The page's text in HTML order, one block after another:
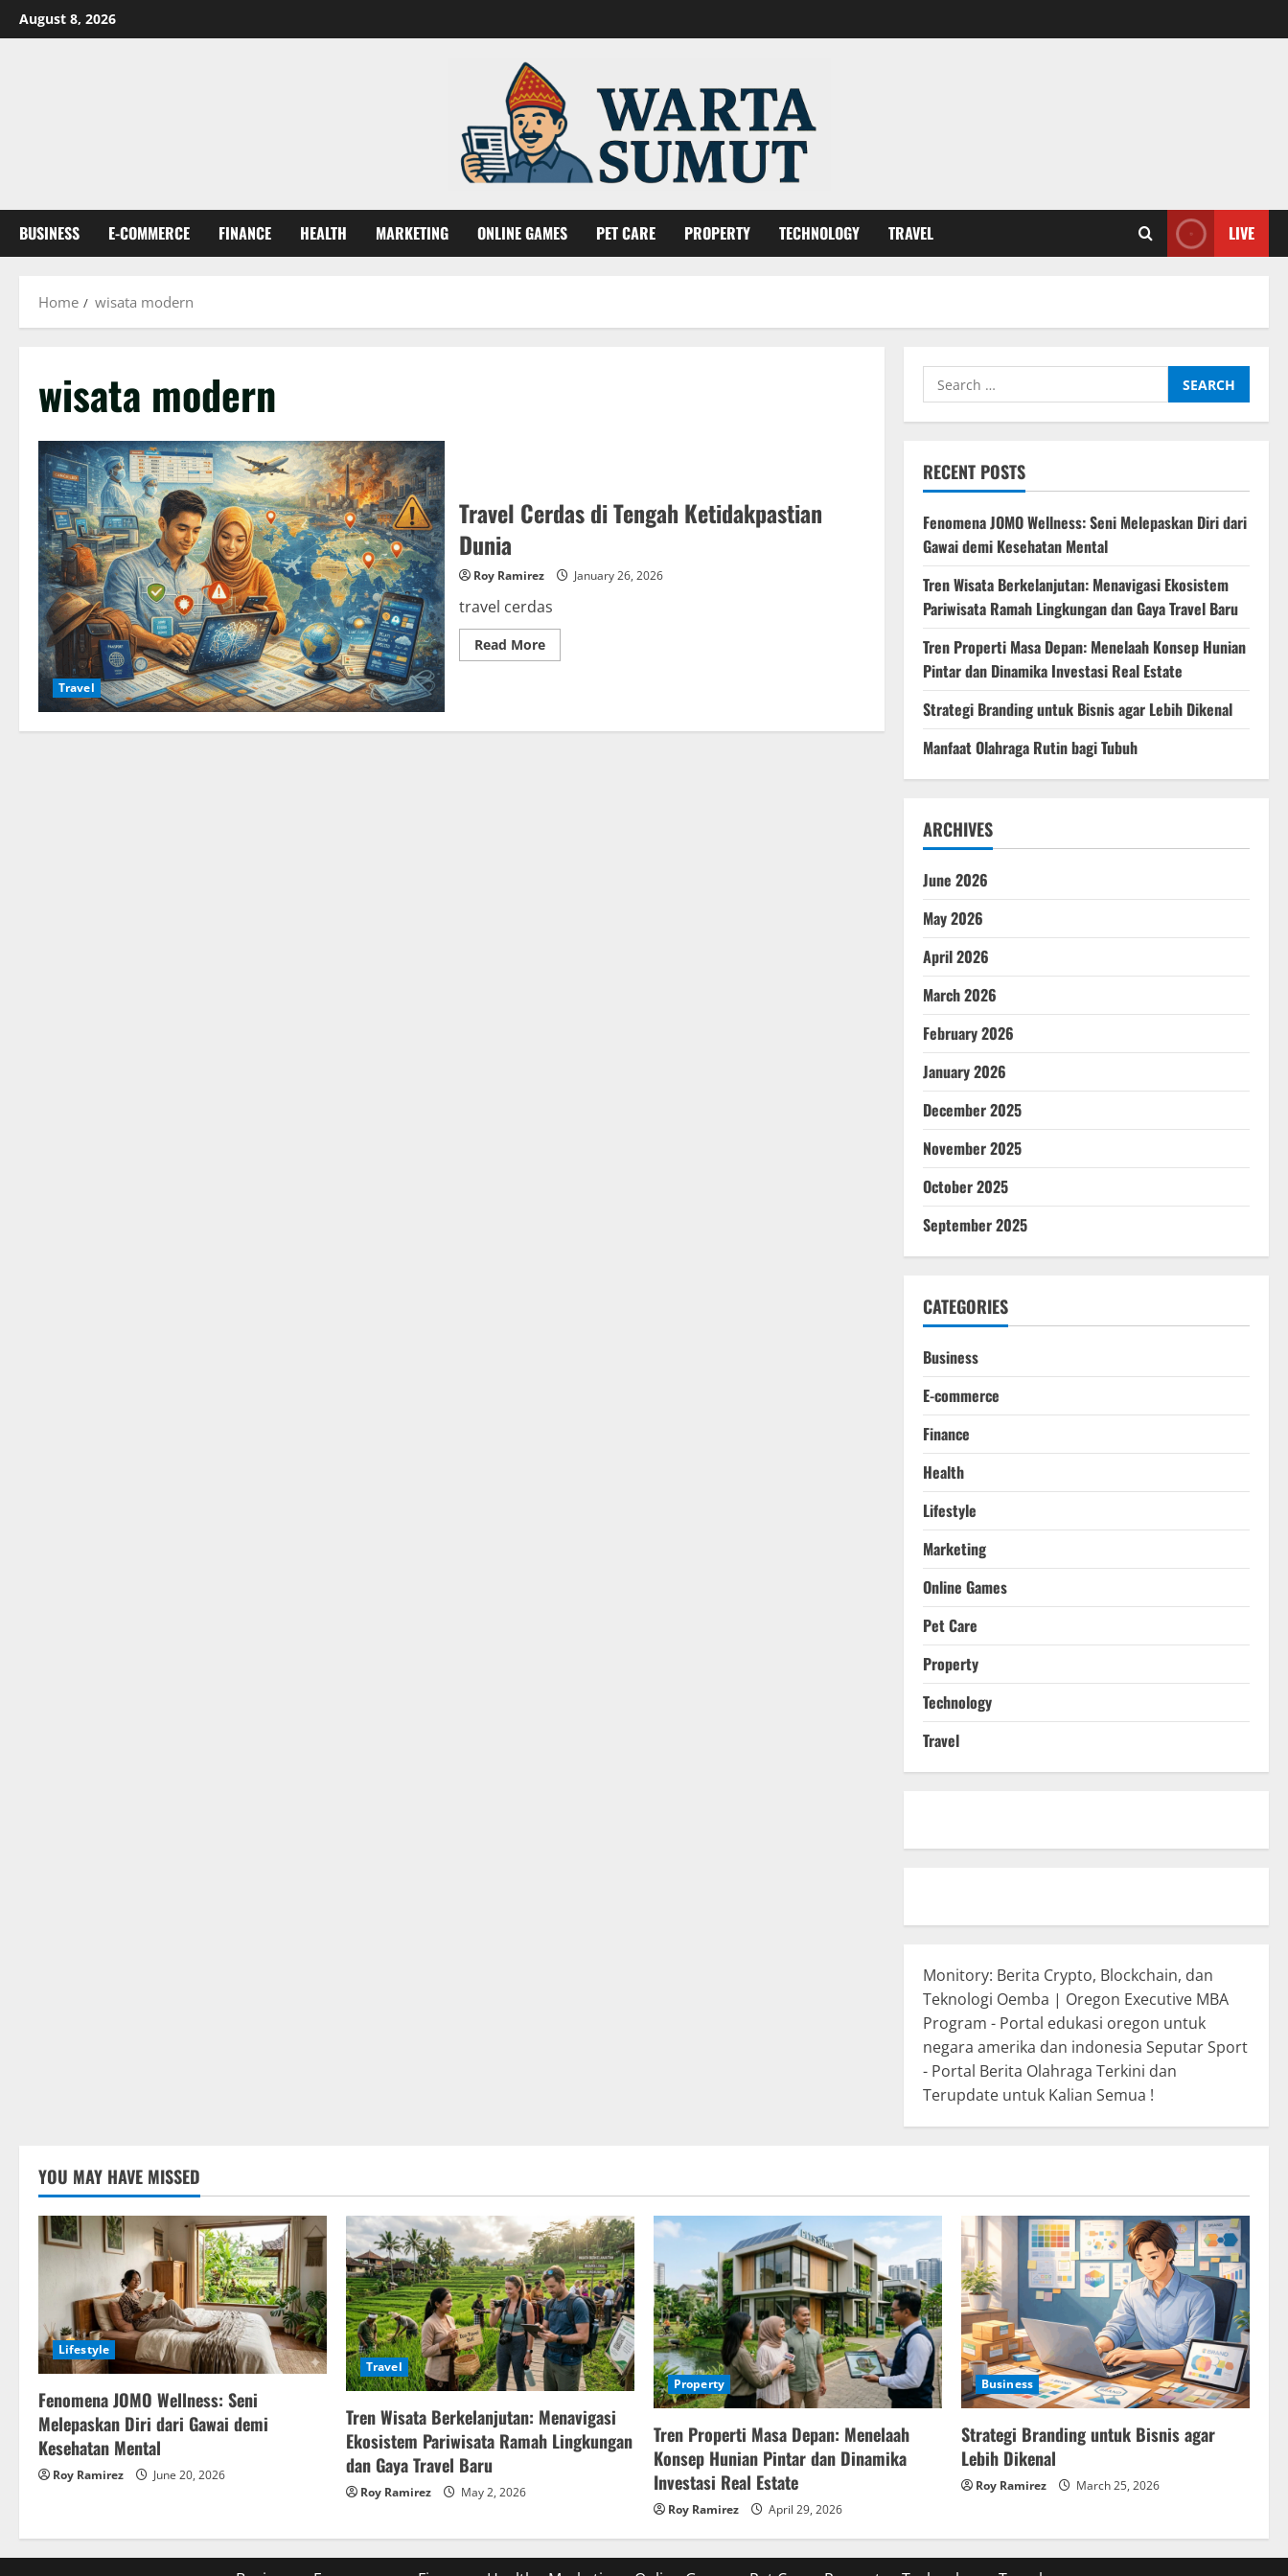
Skip
to
August 8, 2026
BUSINESS E-COMMERCE FINANCE HEALTH MARKETING ONLINE GAMES PET CARE PROPERTY TECHNOLOGY TRAVEL LIVE
Home wisata modern
wisata modern
Travel
Travel Cerdas di Tengah Ketidakpastian
Dunia
Roy Ramirez January 26, 2026
travel cerdas
Read MoreRead
more
Ketidakpastian
Search
for:
RECENT POSTS
Fenomena JOMO Wellness: Seni Melepaskan Diri dari
Gawai demi Kesehatan Mental
Tren Wisata Berkelanjutan: Menavigasi Ekosistem
Pariwisata Ramah Lingkungan dan Gaya Travel Baru
Tren Properti Masa Depan: Menelaah Konsep Hunian
Pintar dan Dinamika Investasi Real Estate
Strategi Branding untuk Bisnis agar Lebih Dikenal
Manfaat Olahraga Rutin bagi Tubuh
ARCHIVES
June 2026
May 2026
April 2026
March 2026
February 2026
January 2026
December 2025
November 2025
October 2025
September 2025
CATEGORIES
Business
E-commerce
Finance
Health
Lifestyle
Marketing
Online Games
Pet Care
Property
Technology
Travel
Monitory: Berita Crypto, Blockchain, dan
Teknologi Oemba | Oregon Executive MBA
Program - Portal edukasi oregon untuk
negara amerika dan indonesia Seputar Sport
- Portal Berita Olahraga Terkini dan
Terupdate untuk Kalian Semua !
YOU MAY HAVE MISSED
Lifestyle
Fenomena JOMO Wellness: Seni
Melepaskan Diri dari Gawai demi
Kesehatan Mental
Roy Ramirez June 20, 2026
Travel
Tren Wisata Berkelanjutan: Menavigasi
Ekosistem Pariwisata Ramah Lingkungan
dan Gaya Travel Baru
Roy Ramirez May 2, 2026
Property
Tren Properti Masa Depan: Menelaah
Konsep Hunian Pintar dan Dinamika
Investasi Real Estate
Roy Ramirez April 29, 2026
Business
Strategi Branding untuk Bisnis agar
Lebih Dikenal
Roy Ramirez March 25, 2026